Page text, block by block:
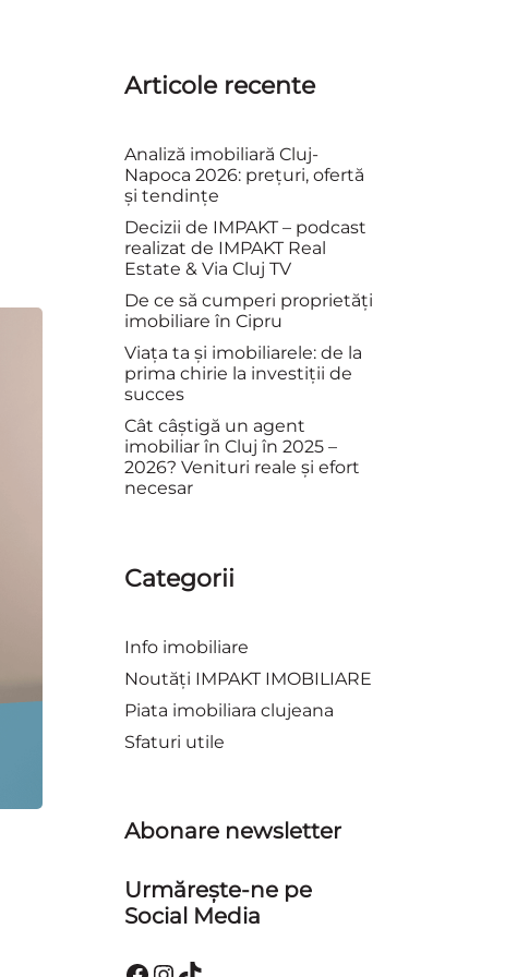
Articole recente
Analiză imobiliară Cluj-
Napoca 2026: prețuri, ofertă
și tendințe
Decizii de IMPAKT – podcast
realizat de IMPAKT Real
Estate & Via Cluj TV
De ce să cumperi proprietăți
imobiliare în Cipru
Viața ta și imobiliarele: de la
prima chirie la investiții de
succes
Cât câștigă un agent
imobiliar în Cluj în 2025 –
2026? Venituri reale și efort
necesar
Categorii
Info imobiliare
Noutăți IMPAKT IMOBILIARE
Piata imobiliara clujeana
Sfaturi utile
Abonare newsletter
Urmărește-ne pe
Social Media